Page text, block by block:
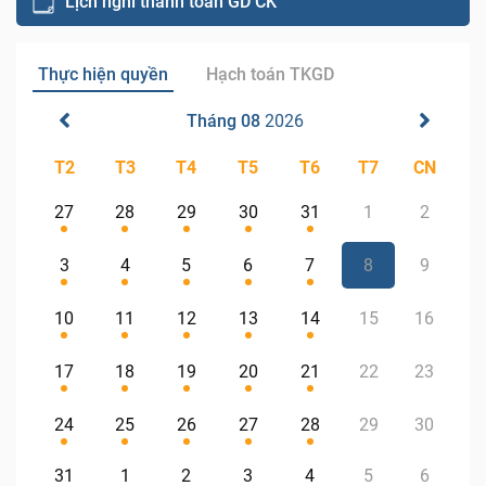
Thực hiện quyền Hạch toán TKGD
Tháng 08 2026
T2 T3 T4 T5 T6 T7 CN
27 28 29 30 31 1 2
3 4 5 6 7 8 9
10 11 12 13 14 15 16
17 18 19 20 21 22 23
24 25 26 27 28 29 30
31 1 2 3 4 5 6